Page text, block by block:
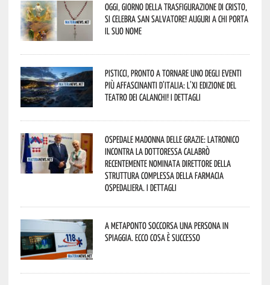
Oggi, giorno della Trasfigurazione di Cristo,
si celebra San Salvatore! Auguri a chi porta
il suo nome
Pisticci, pronto a tornare uno degli eventi
più affascinanti d’Italia: l’XI edizione del
Teatro dei Calanchi! I dettagli
Ospedale Madonna delle Grazie: Latronico
incontra la dottoressa Calabrò
recentemente nominata Direttore della
Struttura Complessa della Farmacia
Ospedaliera. I dettagli
A Metaponto soccorsa una persona in
spiaggia. Ecco cosa è successo